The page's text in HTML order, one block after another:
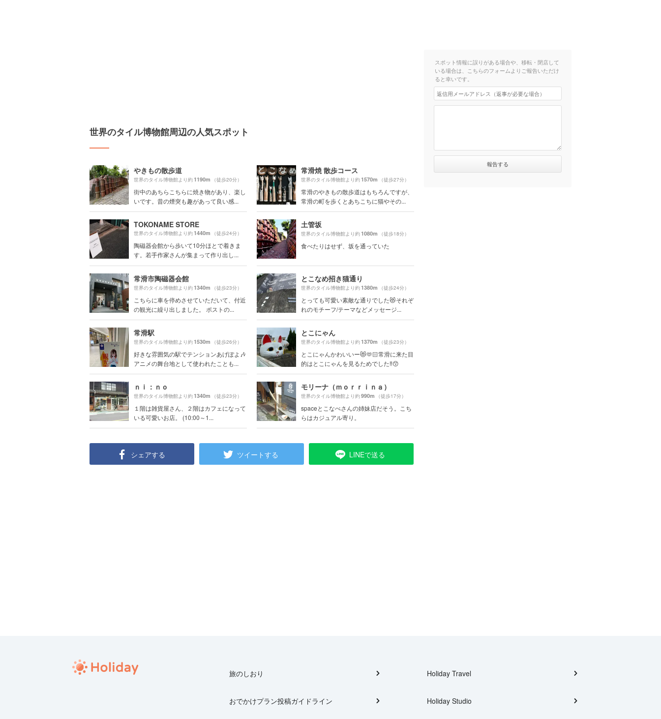
世界のタイル博物館周辺の人気スポット
やきもの散歩道
世界のタイル博物館より約1190m （徒歩20分）
街中のあちらこちらに焼き物があり、楽し
いです。昔の煙突も趣があって良い感...
常滑焼 散歩コース
世界のタイル博物館より約1570m （徒歩27分）
常滑のやきもの散歩道はもちろんですが、
常滑の町を歩くとあちこちに猫やその...
TOKONAME STORE
世界のタイル博物館より約1440m （徒歩24分）
陶磁器会館から歩いて10分ほとで着きま
す。若手作家さんが集まって作り出し...
土管坂
世界のタイル博物館より約1080m （徒歩18分）
食べたりはせず、坂を通っていた
常滑市陶磁器会館
世界のタイル博物館より約1340m （徒歩23分）
こちらに車を停めさせていただいて、付近
の観光に繰り出しました。 ポストの...
とこなめ招き猫通り
世界のタイル博物館より約1380m （徒歩24分）
とっても可愛い素敵な通りでした😻それぞ
れのモチーフ/テーマなどメッセージ...
常滑駅
世界のタイル博物館より約1530m （徒歩26分）
好きな雰囲気の駅でテンションあげぽよ🎶
アニメの舞台地として使われたことも...
とこにゃん
世界のタイル博物館より約1370m （徒歩23分）
とこにゃんかわいいー😻🫶🏻常滑に来た目
的はとこにゃんを見るためでした‼️😙
ｎｉ：ｎｏ
世界のタイル博物館より約1340m （徒歩23分）
１階は雑貨屋さん、２階はカフェになって
いる可愛いお店。 (10:00～1...
モリーナ（ｍｏｒｒｉｎａ）
世界のタイル博物館より約990m （徒歩17分）
spaceとこなべさんの姉妹店だそう。こち
らはカジュアル寄り。
シェアする ツイートする LINEで送る
スポット情報に誤りがある場合や、移転・閉店して
いる場合は、こちらのフォームよりご報告いただけ
ると幸いです。
旅のしおり
おでかけプラン投稿ガイドライン
Holiday Travel
Holiday Studio